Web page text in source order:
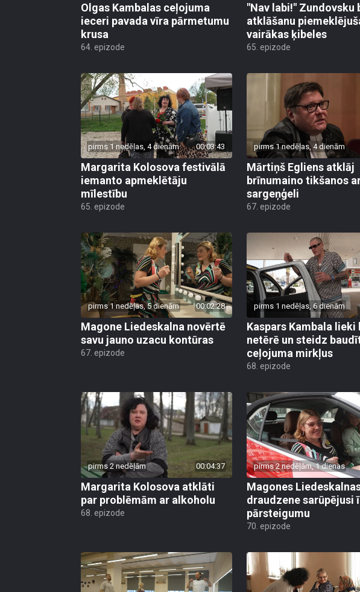
Olgas Kambalas ceļojuma
ieceri pavada vīra pārmetumu
krusa
64. epizode
"Nav labi!" Zundovsku
atklāšanu
vairākas ķibeles
65. epizode
pirms 1 nedēļas, 4 dienām 00:03:43
Margarita Kolosova festivālā
iemanto apmeklētāju
mīlestību
65. epizode
pirms 1 nedēļas, 4 dienām
Mārtiņš Egliens atklāj
brīnumaino tikšanos
sargeņģeli
67. epizode
pirms 1 nedēļas, 5 dienām 00:02:28
Magone Liedeskalna novērtē
savu jauno uzacu kontūras
67. epizode
pirms 1 nedēļas, 6 dienām
Kaspars Kambala lieki
netērē un steidz
ceļojuma mirkļus
68. epizode
pirms 2 nedēļām 00:04:37
Margarita Kolosova atklāti
par problēmām ar alkoholu
68. epizode
pirms 2 nedēļām, 1 dienas
Magones
draudzene sarūpējusi
pārsteigumu
70. epizode